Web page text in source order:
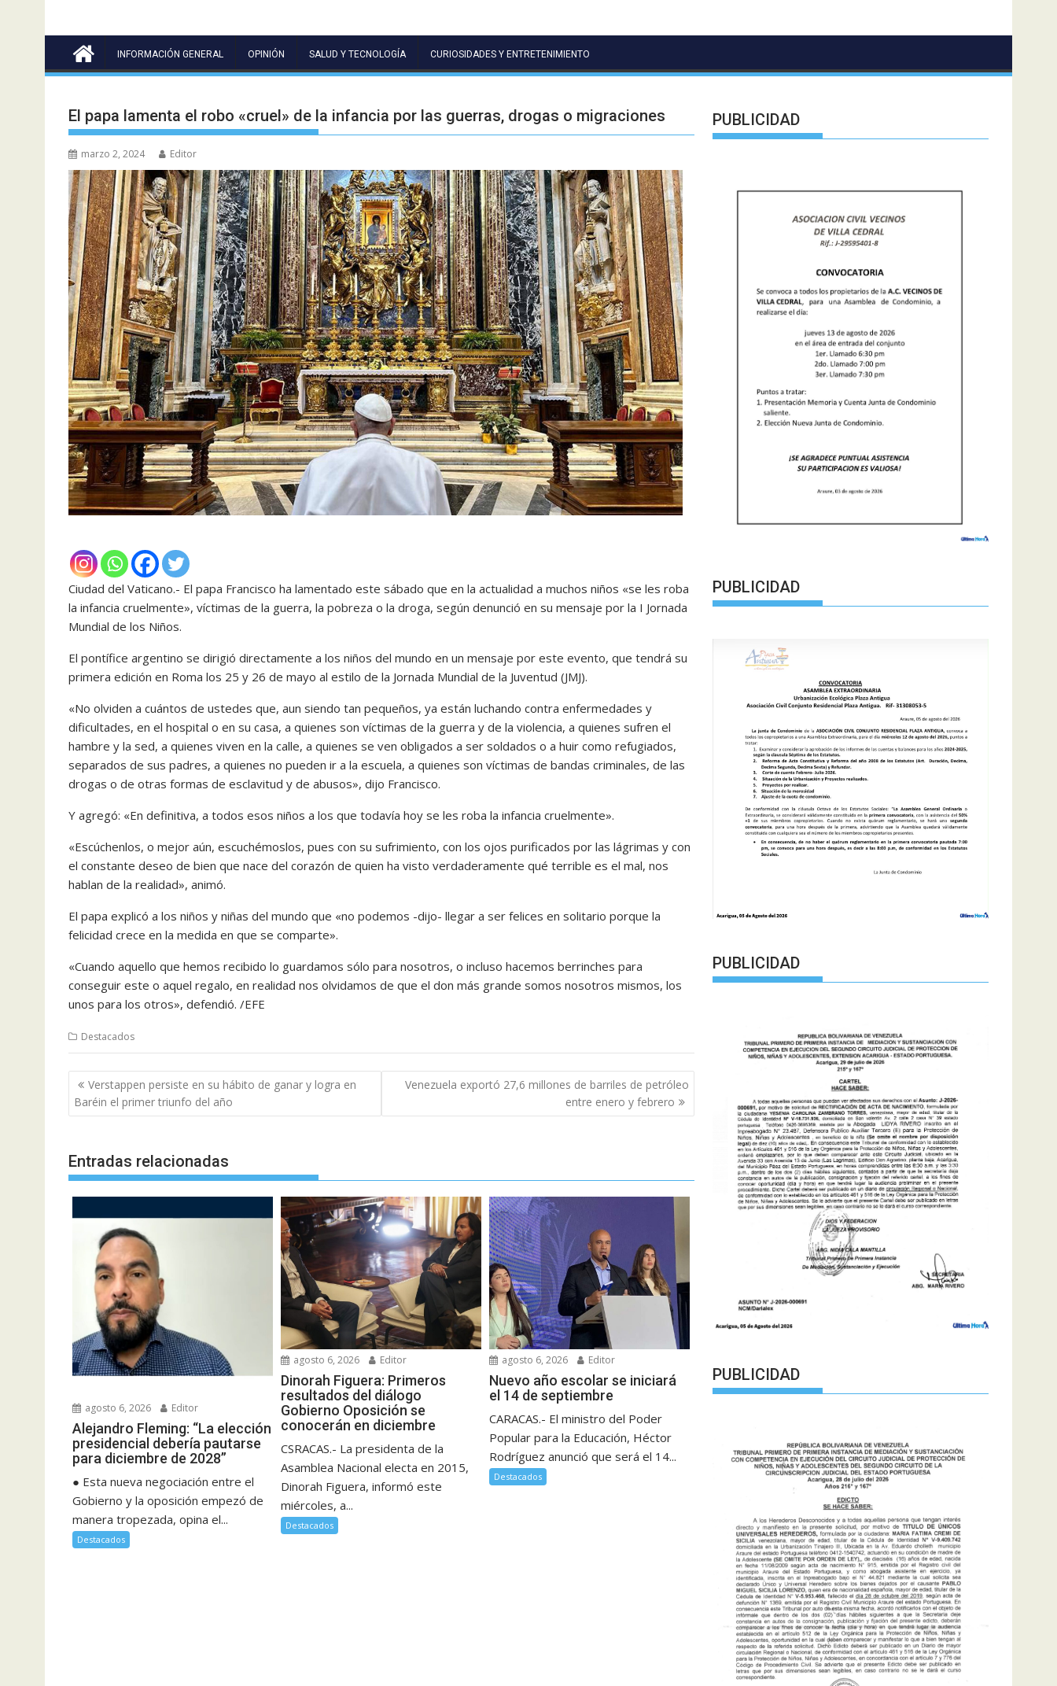
INFORMACIÓN GENERAL OPINIÓN SALUD Y TECNOLOGÍA CURIOSIDADES Y ENTRETENIMIENTO
El papa lamenta el robo «cruel» de la infancia por las guerras, drogas o migraciones
marzo 2, 2024 Editor
Ciudad del Vaticano.- El papa Francisco ha lamentado este sábado que en la actualidad a muchos niños «se les roba
la infancia cruelmente», víctimas de la guerra, la pobreza o la droga, según denunció en su mensaje por la I Jornada
Mundial de los Niños.
El pontífice argentino se dirigió directamente a los niños del mundo en un mensaje por este evento, que tendrá su
primera edición en Roma los 25 y 26 de mayo al estilo de la Jornada Mundial de la Juventud (JMJ).
«No olviden a cuántos de ustedes que, aun siendo tan pequeños, ya están luchando contra enfermedades y
dificultades, en el hospital o en su casa, a quienes son víctimas de la guerra y de la violencia, a quienes sufren el
hambre y la sed, a quienes viven en la calle, a quienes se ven obligados a ser soldados o a huir como refugiados,
separados de sus padres, a quienes no pueden ir a la escuela, a quienes son víctimas de bandas criminales, de las
drogas o de otras formas de esclavitud y de abusos», dijo Francisco.
Y agregó: «En definitiva, a todos esos niños a los que todavía hoy se les roba la infancia cruelmente».
«Escúchenlos, o mejor aún, escuchémoslos, pues con su sufrimiento, con los ojos purificados por las lágrimas y con
el constante deseo de bien que nace del corazón de quien ha visto verdaderamente qué terrible es el mal, nos
hablan de la realidad», animó.
El papa explicó a los niños y niñas del mundo que «no podemos -dijo- llegar a ser felices en solitario porque la
felicidad crece en la medida en que se comparte».
«Cuando aquello que hemos recibido lo guardamos sólo para nosotros, o incluso hacemos berrinches para
conseguir este o aquel regalo, en realidad nos olvidamos de que el don más grande somos nosotros mismos, los
unos para los otros», defendió. /EFE
Destacados
Navegación
de
entradas
Verstappen persiste en su hábito de ganar y logra en
Baréin el primer triunfo del año
Venezuela exportó 27,6 millones de barriles de petróleo
entre enero y febrero
Entradas relacionadas
agosto 6, 2026 Editor
Alejandro Fleming: “La elección
presidencial debería pautarse
para diciembre de 2028”
● Esta nueva negociación entre el
Gobierno y la oposición empezó de
manera tropezada, opina el...
Destacados
agosto 6, 2026 Editor
Dinorah Figuera: Primeros
resultados del diálogo
Gobierno Oposición se
conocerán en diciembre
CSRACAS.- La presidenta de la
Asamblea Nacional electa en 2015,
Dinorah Figuera, informó este
miércoles, a...
Destacados
agosto 6, 2026 Editor
Nuevo año escolar se iniciará
el 14 de septiembre
CARACAS.- El ministro del Poder
Popular para la Educación, Héctor
Rodríguez anunció que será el 14...
Destacados
PUBLICIDAD
PUBLICIDAD
PUBLICIDAD
PUBLICIDAD